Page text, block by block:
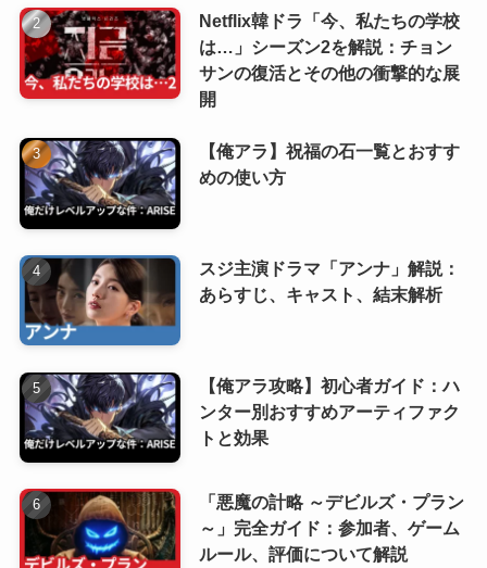
Netflix韓ドラ「今、私たちの学校
は…」シーズン2を解説：チョン
サンの復活とその他の衝撃的な展
開
【俺アラ】祝福の石一覧とおすす
めの使い方
スジ主演ドラマ「アンナ」解説：
あらすじ、キャスト、結末解析
【俺アラ攻略】初心者ガイド：ハ
ンター別おすすめアーティファク
トと効果
「悪魔の計略 ～デビルズ・プラン
～」完全ガイド：参加者、ゲーム
ルール、評価について解説